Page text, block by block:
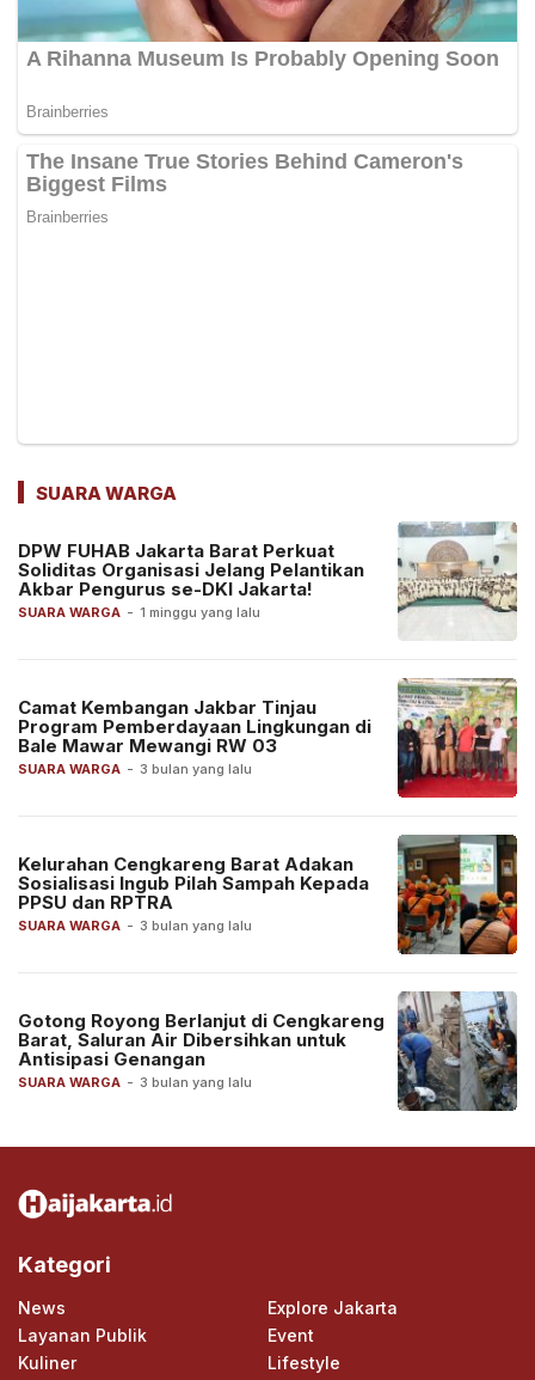
SUARA WARGA
SUARA WARGA - 1 minggu yang lalu
DPW FUHAB Jakarta Barat Perkuat
Soliditas Organisasi Jelang Pelantikan
Akbar Pengurus se-DKI Jakarta!
SUARA WARGA - 3 bulan yang lalu
Camat Kembangan Jakbar Tinjau
Program Pemberdayaan Lingkungan di
Bale Mawar Mewangi RW 03
SUARA WARGA - 3 bulan yang lalu
Kelurahan Cengkareng Barat Adakan
Sosialisasi Ingub Pilah Sampah Kepada
PPSU dan RPTRA
SUARA WARGA - 3 bulan yang lalu
Gotong Royong Berlanjut di Cengkareng
Barat, Saluran Air Dibersihkan untuk
Antisipasi Genangan
Kategori
News
Explore Jakarta
Layanan Publik
Event
Kuliner
Lifestyle